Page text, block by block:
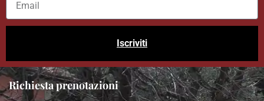
Iscriviti
Richiesta prenotazioni